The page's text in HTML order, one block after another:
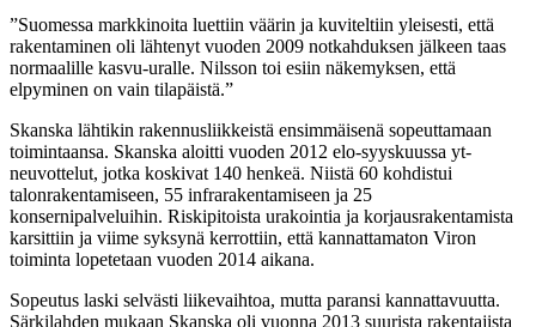
”Suomessa markkinoita luettiin väärin ja kuviteltiin yleisesti, että
rakentaminen oli lähtenyt vuoden 2009 notkahduksen jälkeen taas
normaalille kasvu-uralle. Nilsson toi esiin näkemyksen, että
elpyminen on vain tilapäistä.”
Skanska lähtikin rakennusliikkeistä ensimmäisenä sopeuttamaan
toimintaansa. Skanska aloitti vuoden 2012 elo-syyskuussa yt-
neuvottelut, jotka koskivat 140 henkeä. Niistä 60 kohdistui
talonrakentamiseen, 55 infrarakentamiseen ja 25
konsernipalveluihin. Riskipitoista urakointia ja korjausrakentamista
karsittiin ja viime syksynä kerrottiin, että kannattamaton Viron
toiminta lopetetaan vuoden 2014 aikana.
Sopeutus laski selvästi liikevaihtoa, mutta paransi kannattavuutta.
Särkilahden mukaan Skanska oli vuonna 2013 suurista rakentajista